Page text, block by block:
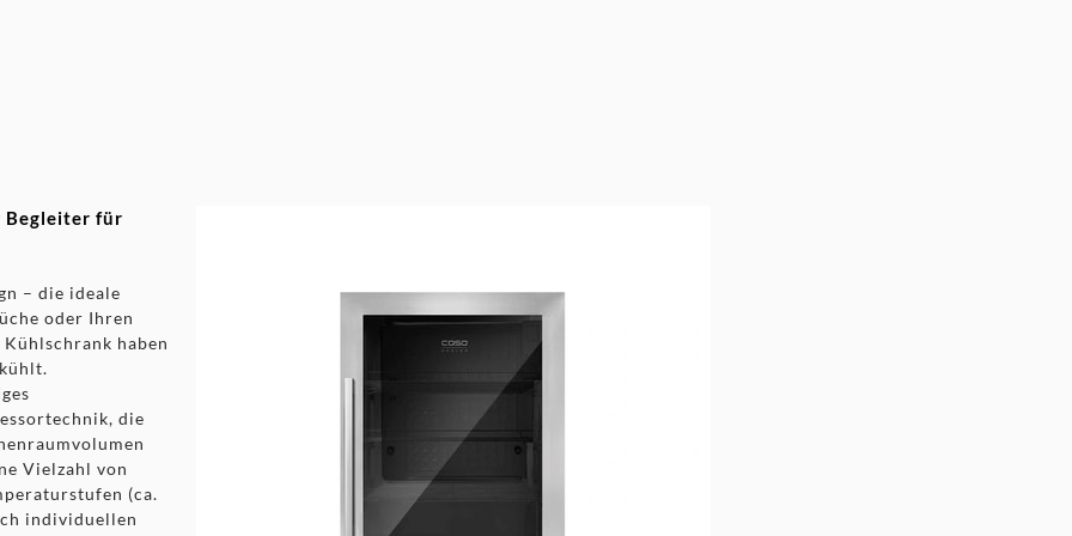
Begleiter für
– die ideale
oder Ihren
haben
die
Vielzahl von
(ca.
individuellen